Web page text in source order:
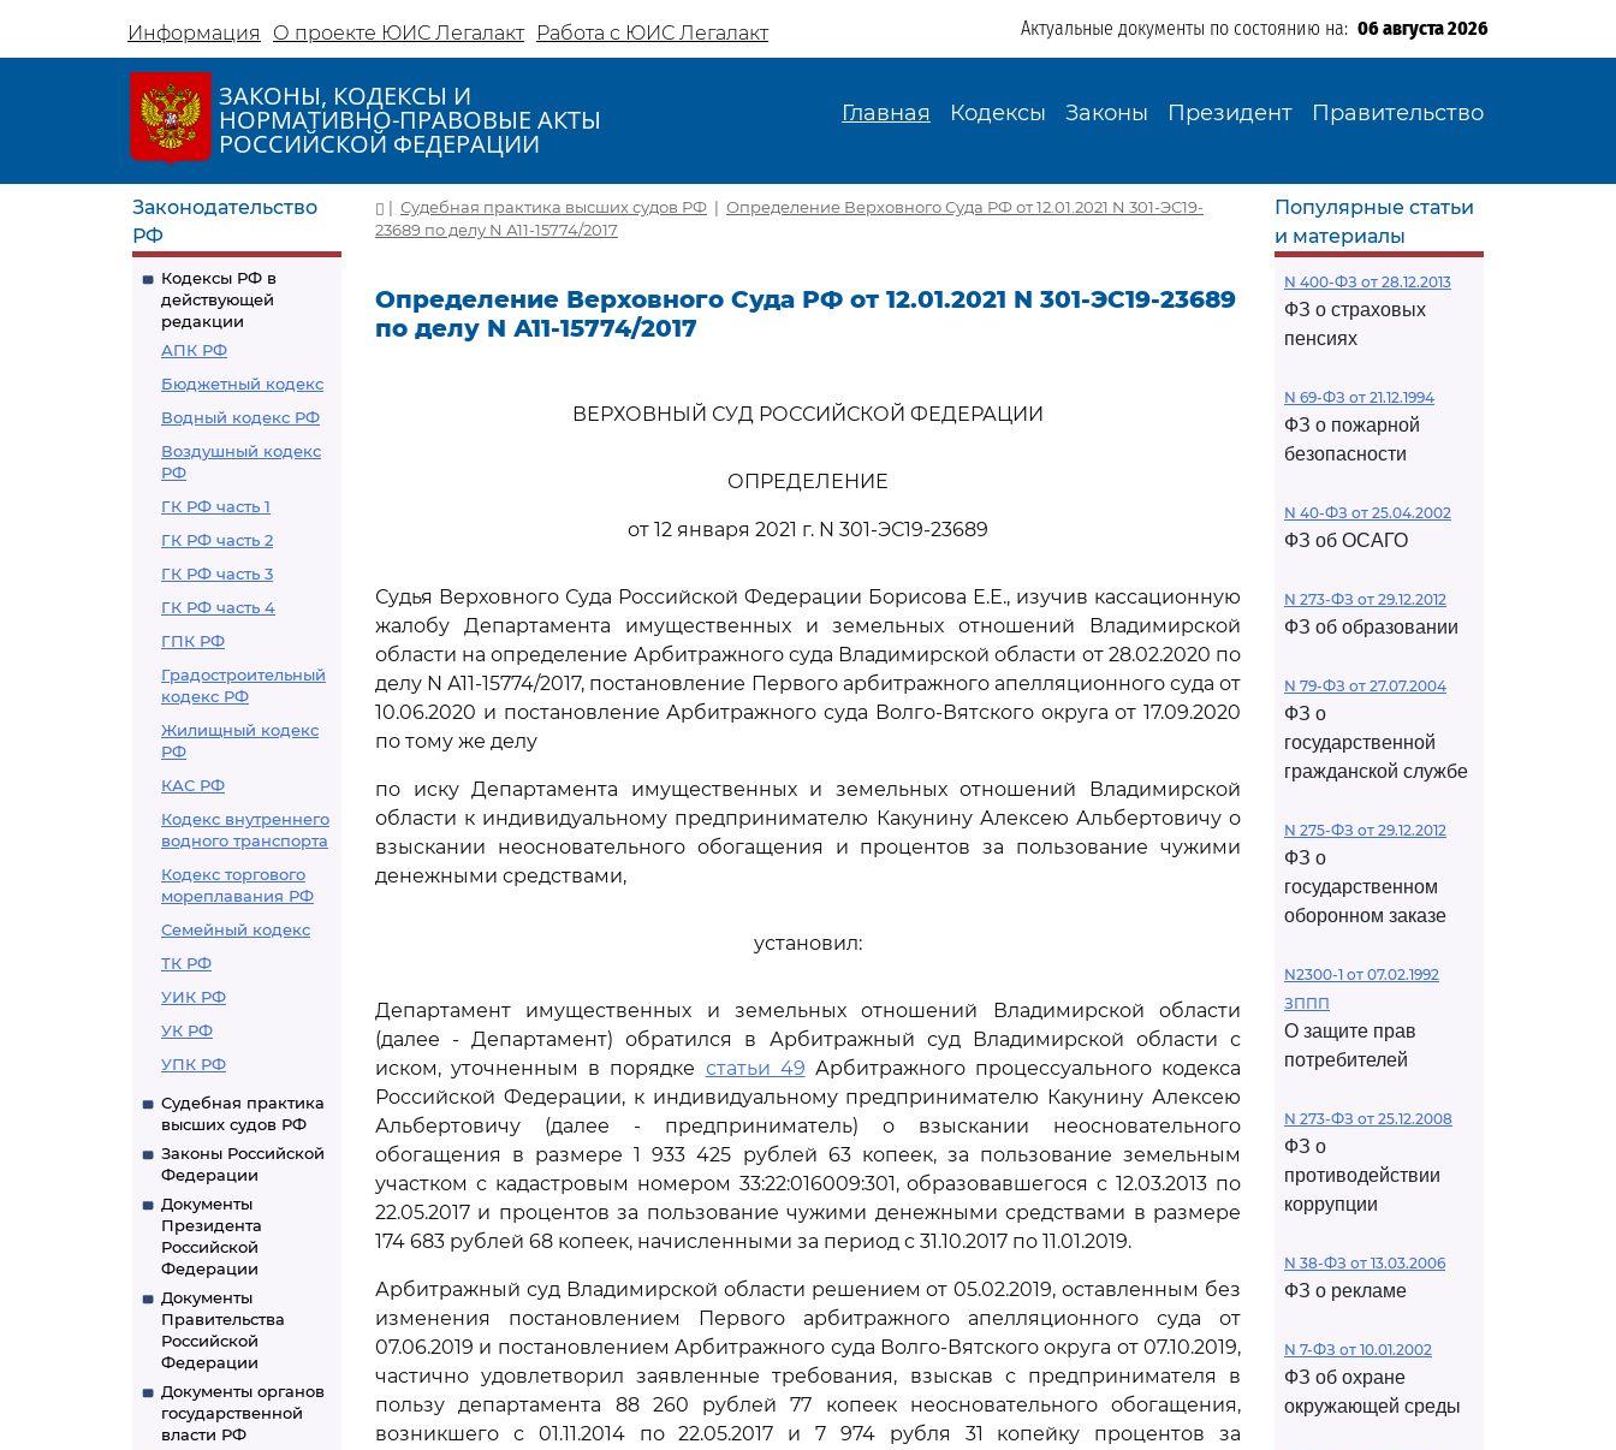
Информация О проекте ЮИС Легалакт Работа с ЮИС Легалакт Актуальные документы по состоянию на: 06 августа 2026
ЗАКОНЫ, КОДЕКСЫ И
НОРМАТИВНО-ПРАВОВЫЕ АКТЫ
РОССИЙСКОЙ ФЕДЕРАЦИИ
Главная Кодексы Законы Президент Правительство
Законодательство
РФ
Кодексы РФ в
действующей
редакции
АПК РФ
Бюджетный кодекс
Водный кодекс РФ
Воздушный кодекс
РФ
ГК РФ часть 1
ГК РФ часть 2
ГК РФ часть 3
ГК РФ часть 4
ГПК РФ
Градостроительный
кодекс РФ
Жилищный кодекс
РФ
КАС РФ
Кодекс внутреннего
водного транспорта
Кодекс торгового
мореплавания РФ
Семейный кодекс
ТК РФ
УИК РФ
УК РФ
УПК РФ
Судебная практика
высших судов РФ
Законы Российской
Федерации
Документы
Президента
Российской
Федерации
Документы
Правительства
Российской
Федерации
Документы органов
государственной
власти РФ
| Судебная практика высших судов РФ | Определение Верховного Суда РФ от 12.01.2021 N 301-ЭС19-
23689 по делу N А11-15774/2017
Определение Верховного Суда РФ от 12.01.2021 N 301-ЭС19-23689
по делу N А11-15774/2017
ВЕРХОВНЫЙ СУД РОССИЙСКОЙ ФЕДЕРАЦИИ
ОПРЕДЕЛЕНИЕ
от 12 января 2021 г. N 301-ЭС19-23689
Судья Верховного Суда Российской Федерации Борисова Е.Е., изучив кассационную
жалобу Департамента имущественных и земельных отношений Владимирской
области на определение Арбитражного суда Владимирской области от 28.02.2020 по
делу N А11-15774/2017, постановление Первого арбитражного апелляционного суда от
10.06.2020 и постановление Арбитражного суда Волго-Вятского округа от 17.09.2020
по тому же делу
по иску Департамента имущественных и земельных отношений Владимирской
области к индивидуальному предпринимателю Какунину Алексею Альбертовичу о
взыскании неосновательного обогащения и процентов за пользование чужими
денежными средствами,
установил:
Департамент имущественных и земельных отношений Владимирской области
(далее - Департамент) обратился в Арбитражный суд Владимирской области с
иском, уточненным в порядке статьи 49 Арбитражного процессуального кодекса
Российской Федерации, к индивидуальному предпринимателю Какунину Алексею
Альбертовичу (далее - предприниматель) о взыскании неосновательного
обогащения в размере 1 933 425 рублей 63 копеек, за пользование земельным
участком с кадастровым номером 33:22:016009:301, образовавшегося с 12.03.2013 по
22.05.2017 и процентов за пользование чужими денежными средствами в размере
174 683 рублей 68 копеек, начисленными за период с 31.10.2017 по 11.01.2019.
Арбитражный суд Владимирской области решением от 05.02.2019, оставленным без
изменения постановлением Первого арбитражного апелляционного суда от
07.06.2019 и постановлением Арбитражного суда Волго-Вятского округа от 07.10.2019,
частично удовлетворил заявленные требования, взыскав с предпринимателя в
пользу департамента 88 260 рублей 77 копеек неосновательного обогащения,
возникшего с 01.11.2014 по 22.05.2017 и 7 974 рубля 31 копейку процентов за
Популярные статьи
и материалы
N 400-ФЗ от 28.12.2013
ФЗ о страховых
пенсиях
N 69-ФЗ от 21.12.1994
ФЗ о пожарной
безопасности
N 40-ФЗ от 25.04.2002
ФЗ об ОСАГО
N 273-ФЗ от 29.12.2012
ФЗ об образовании
N 79-ФЗ от 27.07.2004
ФЗ о
государственной
гражданской службе
N 275-ФЗ от 29.12.2012
ФЗ о
государственном
оборонном заказе
N2300-1 от 07.02.1992
ЗППП
О защите прав
потребителей
N 273-ФЗ от 25.12.2008
ФЗ о
противодействии
коррупции
N 38-ФЗ от 13.03.2006
ФЗ о рекламе
N 7-ФЗ от 10.01.2002
ФЗ об охране
окружающей среды